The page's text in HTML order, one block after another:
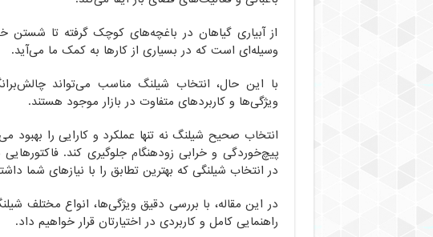
از آبیاری گیاهان در باغچه‌های کوچک گرفته تا
وسیله‌ای است که در بسیاری از کارها به کمک ما می‌آید.
با این حال، انتخاب شیلنگ مناسب می‌تواند
ویژگی‌ها و کاربردهای متفاوت در بازار موجود هستند.
انتخاب صحیح شیلنگ نه تنها عملکرد و کارایی را بهبود
پیچ‌خوردگی و خرابی زودهنگام جلوگیری کند.
در انتخاب شیلنگی که بهترین تطابق را با نیازهای شما
در این مقاله، با بررسی دقیق ویژگی‌ها، انواع مختلف
راهنمایی کامل و کاربردی در اختیارتان قرار خواهیم داد.